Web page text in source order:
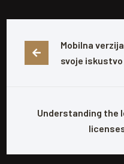
Mobilna
svoje
Understanding the